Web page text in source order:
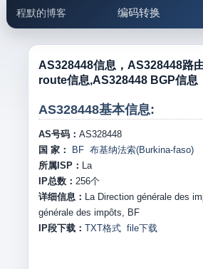
程默的博客 编码转换
邮件工具 生活便民
5.1支付宝大红包
AS328448信息，AS328448路
route信息,AS328448 BGP信息
AS328448基本信息:
AS号码： AS328448
国 家：
BF 布基纳法索(Burkina-faso)
所属ISP： La
IP总数： 256个
详细信息： La Direction générale des
générale des impôts, BF
IP段下载： TXT格式 file下载